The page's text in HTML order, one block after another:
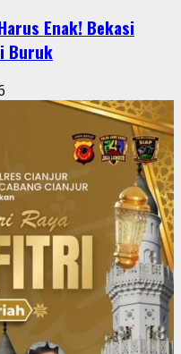
Enak! Bekasi
Buruk